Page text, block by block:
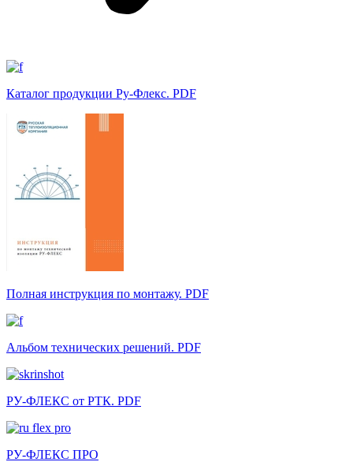
Каталог продукции Ру-Флекс. PDF
Полная инструкция по монтажу. PDF
Альбом технических решений. PDF
РУ-ФЛЕКС от РТК. PDF
РУ-ФЛЕКС ПРО